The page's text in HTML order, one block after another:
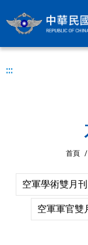
:::
首頁 /
空軍學術雙月刊
空軍軍官雙